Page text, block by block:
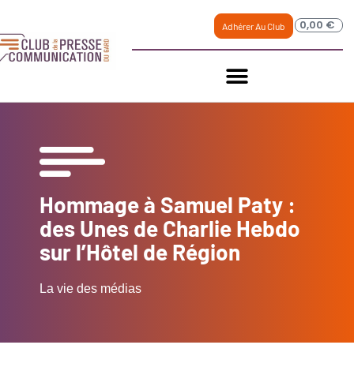
Adhérer Au Club 0,00 €
Hommage à Samuel Paty :
des Unes de Charlie Hebdo
sur l’Hôtel de Région
La vie des médias